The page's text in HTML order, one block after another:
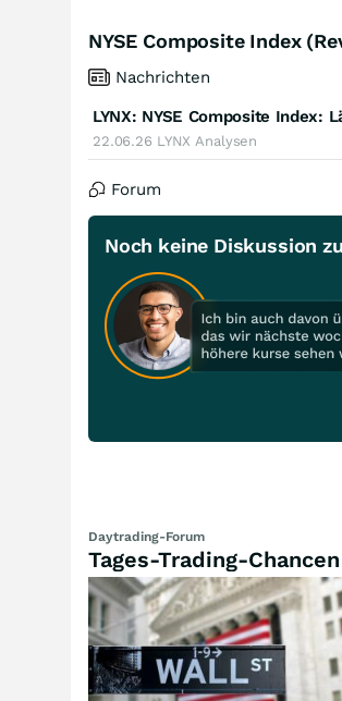
NYSE Composite Index
Nachrichten
LYNX: NYSE Composite Index:
22.06.26 LYNX Analysen
Forum
Noch keine Diskussion
Daytrading-Forum
Tages-Trading-